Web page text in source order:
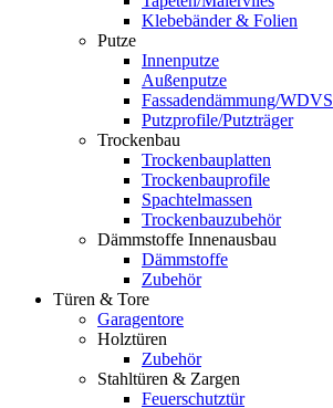
Klebebänder & Folien
Putze
Innenputze
Außenputze
Fassadendämmung/WDVS
Putzprofile/Putzträger
Trockenbau
Trockenbauplatten
Trockenbauprofile
Spachtelmassen
Trockenbauzubehör
Dämmstoffe Innenausbau
Dämmstoffe
Zubehör
Türen & Tore
Garagentore
Holztüren
Zubehör
Stahltüren & Zargen
Feuerschutztür